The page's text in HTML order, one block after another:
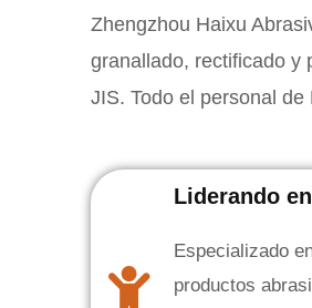
Zhengzhou Haixu
granallado, rectificado y
JIS. Todo el personal
Liderando
Especializado
productos